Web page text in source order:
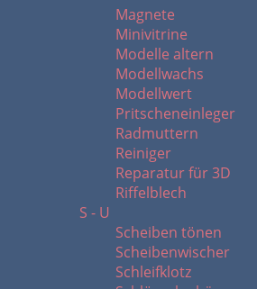
Magnete
Minivitrine
Modelle altern
Modellwachs
Modellwert
Pritscheneinleger
Radmuttern
Reiniger
Reparatur für 3D
Riffelblech
S - U
Scheiben tönen
Scheibenwischer
Schleifklotz